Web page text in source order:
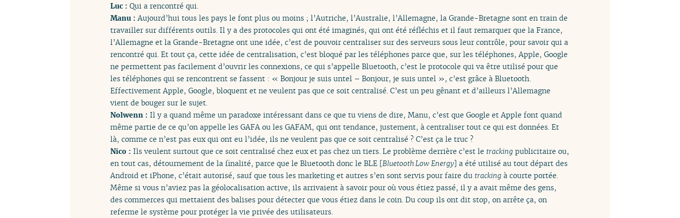
Luc : Qui a rencontré qui.
Manu :Aujourd’hui tous les pays le font plus ou moins ; l’Autriche, l’Australie, l’Allemagne, la Grande-Bretagne sont en train de
travailler sur différents outils. Il y a des protocoles qui ont été imaginés, qui ont été réfléchis et il faut remarquer que la France,
l’Allemagne et la Grande-Bretagne ont une idée, c’est de pouvoir centraliser sur des serveurs sous leur contrôle, pour savoir qui a
rencontré qui. Et tout ça, cette idée de centralisation, c’est bloqué par les téléphones parce que, sur les téléphones, Apple, Google
ne permettent pas facilement d’ouvrir les connexions, ce qui s’appelle Bluetooth, c’est le protocole qui va être utilisé pour que
les téléphones qui se rencontrent se fassent : « Bonjour je suis untel – Bonjour, je suis untel », c’est grâce à Bluetooth.
Effectivement Apple, Google, bloquent et ne veulent pas que ce soit centralisé. C’est un peu gênant et d’ailleurs l’Allemagne
vient de bouger sur le sujet.
Nolwenn : Il y a quand même un paradoxe intéressant dans ce que tu viens de dire, Manu, c’est que Google et Apple font quand
même partie de ce qu’on appelle les GAFA ou les GAFAM, qui ont tendance, justement, à centraliser tout ce qui est données. Et
là, comme ce n’est pas eux qui ont eu l’idée, ils ne veulent pas que ce soit centralisé ? C’est ça le truc ?
Nico : Ils veulent surtout que ce soit centralisé chez eux et pas chez un tiers. Le problème derrière c’est le tracking publicitaire ou,
en tout cas, détournement de la finalité, parce que le Bluetooth donc le BLE [Bluetooth Low Energy] a été utilisé au tout départ des
Android et iPhone, c’était autorisé, sauf que tous les marketing et autres s’en sont servis pour faire du tracking à courte portée.
Même si vous n’aviez pas la géolocalisation active, ils arrivaient à savoir pour où vous étiez passé, il y a avait même des gens,
des commerces qui mettaient des balises pour détecter que vous étiez dans le coin. Du coup ils ont dit stop, on arrête ça, on
referme le système pour protéger la vie privée des utilisateurs.